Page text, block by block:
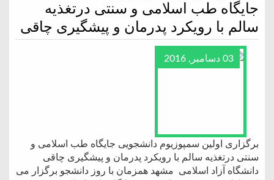
جایگاه طب اسلامی و سنتی درتغذیه
سالم با رویکرد پدرمان و پیشگیری چاقی
03 دسامبر, 2016
برگزاری اولین سمپوزیوم دانشجویی جایگاه طب اسلامی و
سنتی درتغذیه سالم با رویکرد پدرمان و پیشگیری چاقی
دانشگاه آزاد اسلامی مشهد همزمان با روز دانشجو برگزار می